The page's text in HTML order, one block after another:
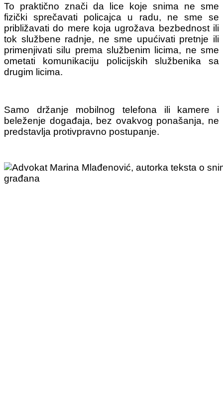
To praktično znači da lice koje snima ne sme
fizički sprečavati policajca u radu, ne sme se
približavati do mere koja ugrožava bezbednost ili
tok službene radnje, ne sme upućivati pretnje ili
primenjivati silu prema službenim licima, ne sme
ometati komunikaciju policijskih službenika sa
drugim licima.
Samo držanje mobilnog telefona ili kamere i
beleženje događaja, bez ovakvog ponašanja, ne
predstavlja protivpravno postupanje.